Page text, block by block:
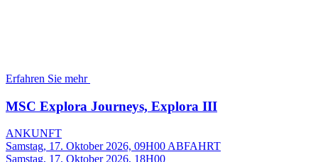
Erfahren Sie mehr
MSC Explora Journeys, Explora III
ANKUNFT
Samstag, 17. Oktober 2026, 09H00 ABFAHRT
Samstag, 17. Oktober 2026, 18H00